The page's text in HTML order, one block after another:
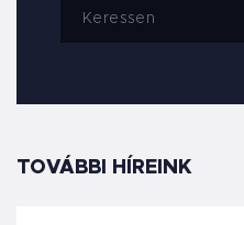
TOVÁBBI HÍREINK